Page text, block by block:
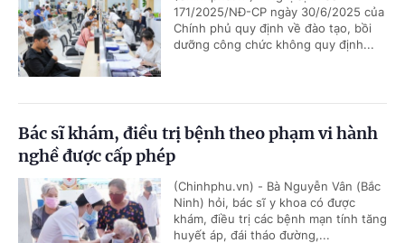
171/2025/NĐ-CP ngày 30/6/2025 của
Chính phủ quy định về đào tạo, bồi
dưỡng công chức không quy định...
Bác sĩ khám, điều trị bệnh theo phạm vi hành
nghề được cấp phép
(Chinhphu.vn) - Bà Nguyễn Vân (Bắc
Ninh) hỏi, bác sĩ y khoa có được
khám, điều trị các bệnh mạn tính tăng
huyết áp, đái tháo đường,...